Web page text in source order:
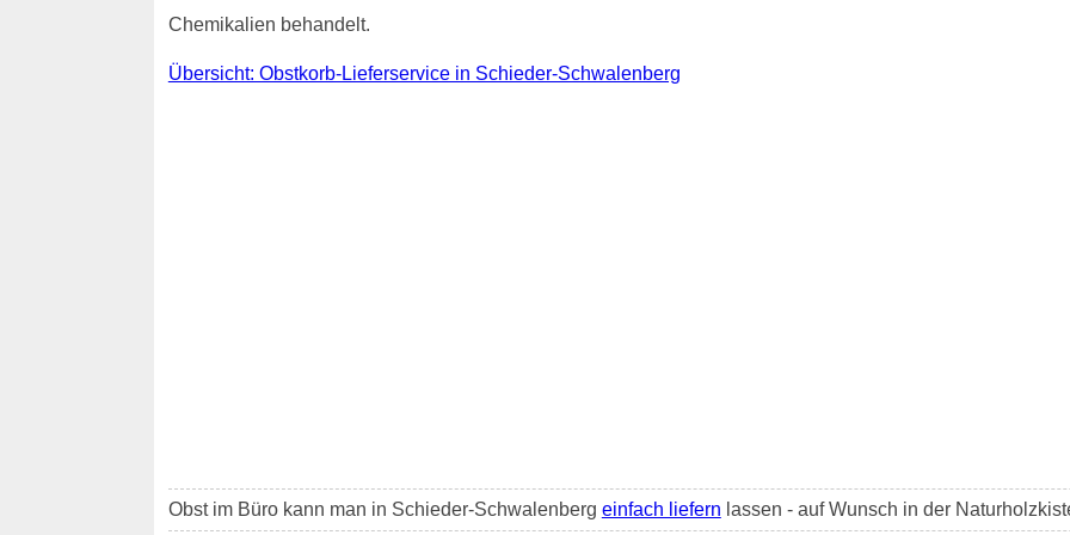
Chemikalien behandelt.
Übersicht: Obstkorb-Lieferservice in Schieder-Schwalenberg
Obst im Büro kann man in Schieder-Schwalenberg einfach liefern lassen - auf Wunsch in der